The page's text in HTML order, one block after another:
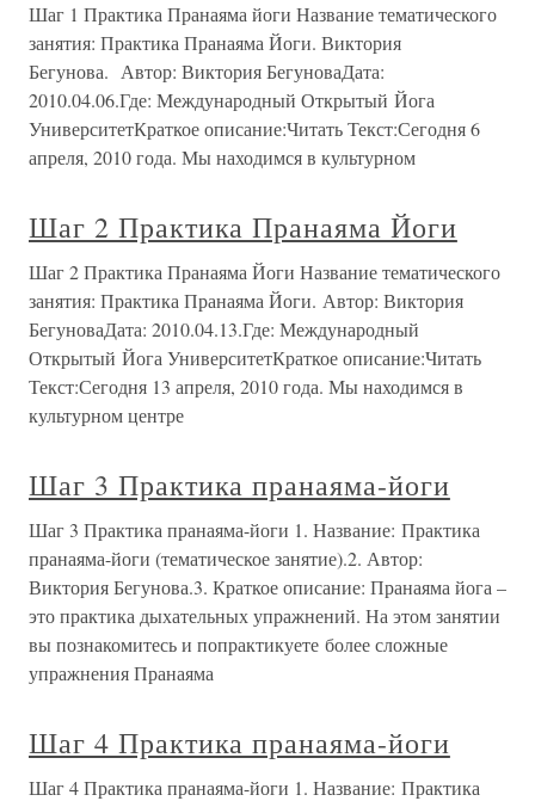
Шаг 1 Практика Пранаяма йоги Название тематического
занятия: Практика Пранаяма Йоги. Виктория
Бегунова. Автор: Виктория БегуноваДата:
2010.04.06.Где: Международный Открытый Йога
УниверситетКраткое описание:Читать Текст:Сегодня 6
апреля, 2010 года. Мы находимся в культурном
Шаг 2 Практика Пранаяма Йоги
Шаг 2 Практика Пранаяма Йоги Название тематического
занятия: Практика Пранаяма Йоги. Автор: Виктория
БегуноваДата: 2010.04.13.Где: Международный
Открытый Йога УниверситетКраткое описание:Читать
Текст:Сегодня 13 апреля, 2010 года. Мы находимся в
культурном центре
Шаг 3 Практика пранаяма-йоги
Шаг 3 Практика пранаяма-йоги 1. Название: Практика
пранаяма-йоги (тематическое занятие).2. Автор:
Виктория Бегунова.3. Краткое описание: Пранаяма йога –
это практика дыхательных упражнений. На этом занятии
вы познакомитесь и попрактикуете более сложные
упражнения Пранаяма
Шаг 4 Практика пранаяма-йоги
Шаг 4 Практика пранаяма-йоги 1. Название: Практика